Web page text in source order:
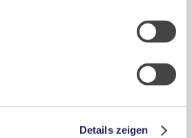
und Klosterführungen. Um
zu können akzeptieren Sie bitte
Details zeigen